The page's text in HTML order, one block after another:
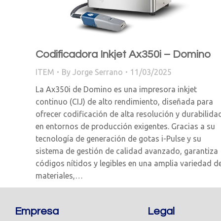
Codificadora Inkjet Ax350i – Domino
ITEM By Jorge Serrano
11/03/2025
La Ax350i de Domino es una impresora inkjet
continuo (CIJ) de alto rendimiento, diseñada para
ofrecer codificación de alta resolución y durabilidad
en entornos de producción exigentes. Gracias a su
tecnología de generación de gotas i-Pulse y su
sistema de gestión de calidad avanzado, garantiza
códigos nítidos y legibles en una amplia variedad
materiales,…
Empresa Legal